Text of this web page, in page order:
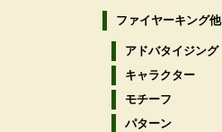
ファイヤーキング他
アドバタイジング
キャラクター
モチーフ
パターン